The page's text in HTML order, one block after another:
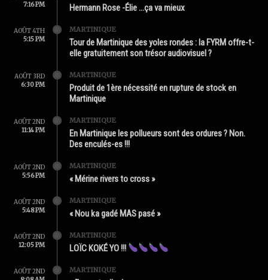
7:16 PM
Hermann Rose -Élie …ça va mieux
AOÛT 4TH
5:15 PM
MARTINIQUE
Tour de Martinique des yoles rondes : la FYRM offre-t-
elle gratuitement son trésor audiovisuel ?
AOÛT 3RD
6:30 PM
MARTINIQUE
Produit de 1ère nécessité en rupture de stock en
Martinique
AOÛT 2ND
11:14 PM
MARTINIQUE
En Martinique les pollueurs sont des ordures ? Non.
Des enculés-es !!!
AOÛT 2ND
5:56 PM
MARTINIQUE
« Mérine rivers to cross »
AOÛT 2ND
5:48 PM
MARTINIQUE
« Nou ka gadé MAS pasé »
AOÛT 2ND
12:05 PM
MARTINIQUE
LOÏC KOKÉ YO !!!
AOÛT 2ND
MARTINIQUE